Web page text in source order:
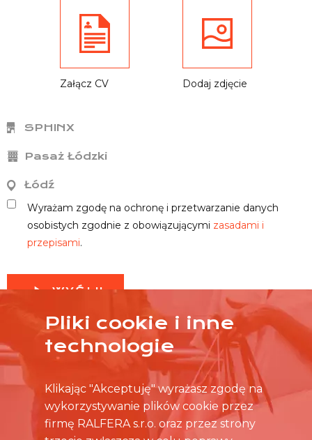
Załącz CV Dodaj zdjęcie
SPHINX
Pasaż Łódzki
Łódź
Wyrażam zgodę na ochronę i przetwarzanie danych
osobistych zgodnie z obowiązującymi zasadami i
przepisami.
WYŚLIJ
Pliki cookie i inne
technologie
Klikając "Akceptuję" wyrażasz zgodę na
wykorzystywanie plików cookie przez
firmę RALFERA s.r.o. oraz przez strony